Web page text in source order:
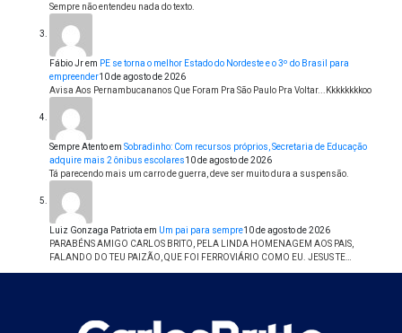
Sempre não entendeu nada do texto.
Fábio Jrem PE se torna o melhor Estado do Nordeste e o 3º do Brasil para
empreender10 de agosto de 2026
Avisa Aos Pernambucananos Que Foram Pra São Paulo Pra Voltar...Kkkkkkkkoo
Sempre Atentoem Sobradinho: Com recursos próprios, Secretaria de Educação
adquire mais 2 ônibus escolares10 de agosto de 2026
Tá parecendo mais um carro de guerra, deve ser muito dura a suspensão.
Luiz Gonzaga Patriota em Um pai para sempre10 de agosto de 2026
PARABÉNS AMIGO CARLOS BRITO, PELA LINDA HOMENAGEM AOS PAIS,
FALANDO DO TEU PAIZÃO, QUE FOI FERROVIÁRIO COMO EU. JESUS TE…